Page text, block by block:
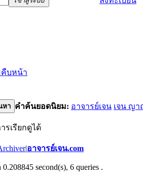
บหน้า
หา คำค้นยอดนิยม: อาจารย์เจน เจน ญ
รเรียกดูได้
|อาจารย์เจน.com
0.208845 second(s), 6 queries .